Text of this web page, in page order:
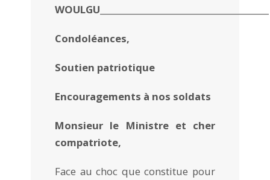
WOULGU
Condoléances,
Soutien patriotique
Encouragements à nos soldats
Monsieur le Ministre et cher
compatriote,
Face au choc que constitue pour